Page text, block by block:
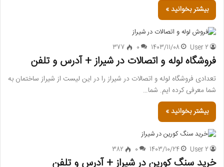
بیشتر بخوانید »
User 2
1403/11/08
0
377
فروشگاه لوله و اتصالات در شیراز + آدرس و تلفن
تعدادی فروشگاه لوله و اتصالات در شیراز را در این لیست از شیراز ساختمان به
شما معرفی کرده ایم. شما…
بیشتر بخوانید »
User 2
1403/10/24
0
382
خرید سنگ کورین در شیراز + آدرس و تلفن